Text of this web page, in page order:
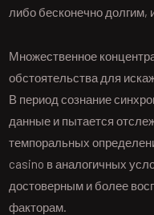
либо бесконечно
Множественное
обстоятельства для
В период сознание
данные и пытается
темпоральных
casino в аналогичных
достоверным и более
факторам.